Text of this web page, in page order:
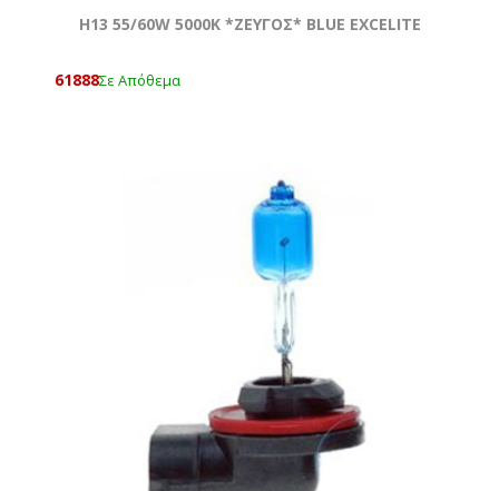
Η13 55/60W 5000Κ *ZEYΓOΣ* BLUE EXCELITE
61888Σε Απόθεμα